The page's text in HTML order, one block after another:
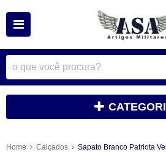
Home Calçados Sapato Branco Patriota